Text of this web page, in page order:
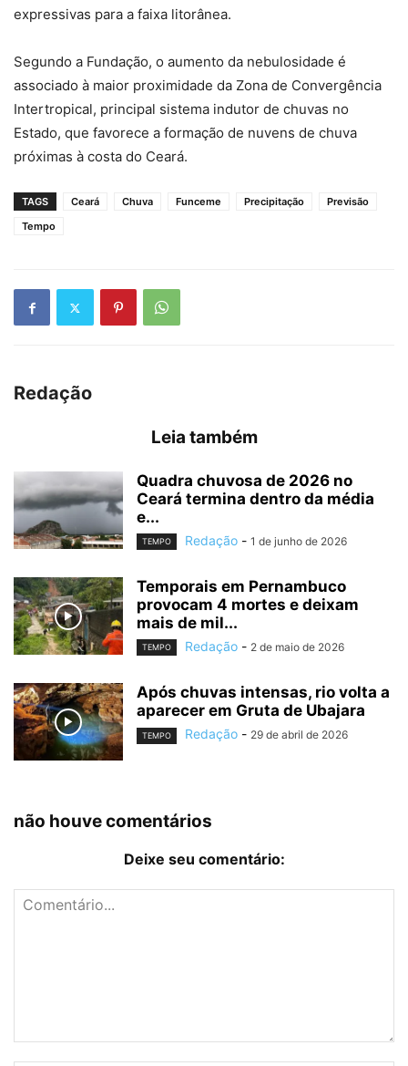
expressivas para a faixa litorânea.
Segundo a Fundação, o aumento da nebulosidade é
associado à maior proximidade da Zona de Convergência
Intertropical, principal sistema indutor de chuvas no
Estado, que favorece a formação de nuvens de chuva
próximas à costa do Ceará.
TAGS Ceará Chuva Funceme Precipitação
Previsão
Tempo
Redação
Leia também
Quadra chuvosa de 2026 no
Ceará termina dentro da média
e...
TEMPO Redação - 1 de junho de 2026
Temporais em Pernambuco
provocam 4 mortes e deixam
mais de mil...
TEMPO Redação - 2 de maio de 2026
Após chuvas intensas, rio volta a
aparecer em Gruta de Ubajara
TEMPO Redação - 29 de abril de 2026
não houve comentários
Deixe seu comentário: